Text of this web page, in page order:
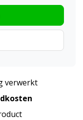
verwerkt